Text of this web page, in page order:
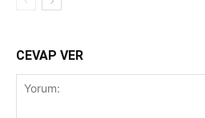
CEVAP VER